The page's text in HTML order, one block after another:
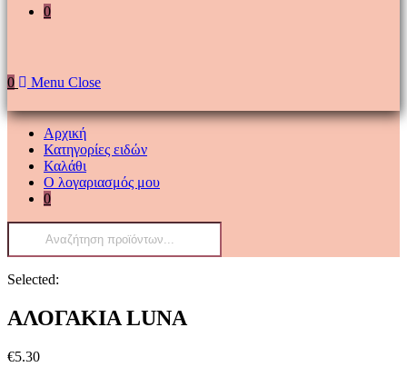
0
0 Menu Close
Αρχική
Κατηγορίες ειδών
Καλάθι
Ο λογαριασμός μου
0
Products
Selected:
ΑΛΟΓΑΚΙΑ LUNA
€5.30